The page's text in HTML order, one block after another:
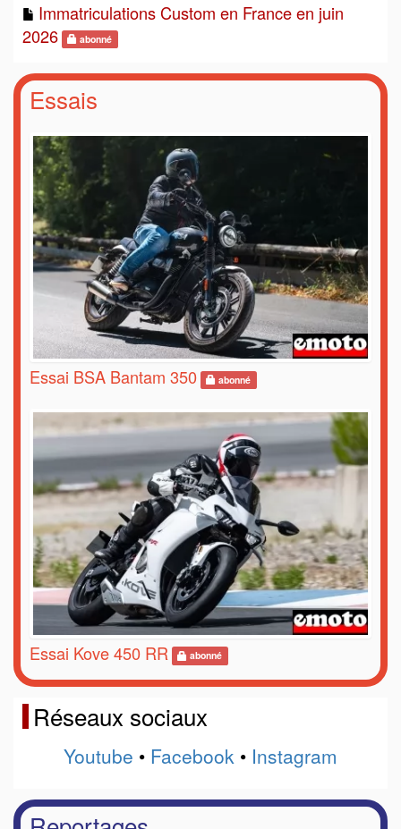
Immatriculations Custom en France en juin
2026
abonné
Essais
Essai BSA Bantam 350 abonné
Essai Kove 450 RR abonné
Réseaux sociaux
Youtube • Facebook • Instagram